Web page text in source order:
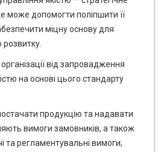
може допомогти поліпшити її
міцну основу для
розвитку.
від запровадження
на основі цього стандарту
продукцію та надавати
вимоги замовників, а також
та регламентувальні вимоги;